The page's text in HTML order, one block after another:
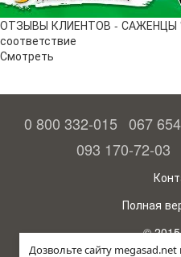
Дозвольте сайту megasad.net
ОТЗЫВЫ КЛИЕНТОВ - САЖЕНЦЫ
соответствие
Смотреть
0 800 332-015 067
093 170-72-03
Полная
©
Megasad -